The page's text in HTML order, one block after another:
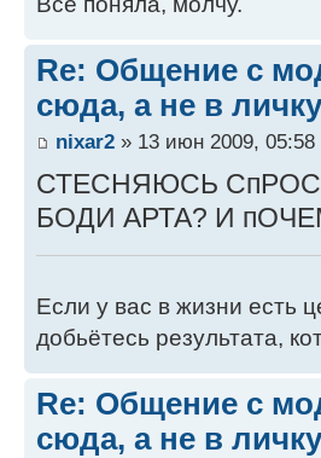
Re: Общение с
сюда, а не в
nixar2 » 13 июн 2009, 05:58
СТЕСНЯЮСЬ
БОДИ АРТА? И
Если у вас в жизни есть
добьётесь результата,
Re: Общение с
сюда, а не в